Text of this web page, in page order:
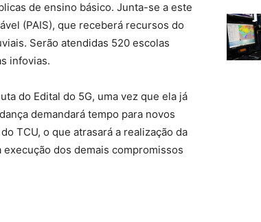
de ensino básico. Junta-se a este
(PAIS), que receberá recursos do
Serão atendidas 520 escolas
infovias.
do Edital do 5G, uma vez que ela já
demandará tempo para novos
TCU, o que atrasará a realização da
dos demais compromissos